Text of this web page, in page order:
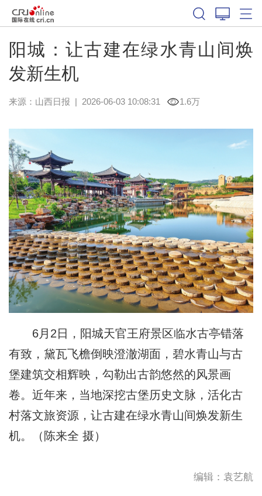
阳城：让古建在绿水青山间焕
发新生机
来源： 山西日报 | 2026-06-03 10:08:31 1.6万
6月2日，阳城天官王府景区临水古亭错落
有致，黛瓦飞檐倒映澄澈湖面，碧水青山与古
堡建筑交相辉映，勾勒出古韵悠然的风景画
卷。近年来，当地深挖古堡历史文脉，活化古
村落文旅资源，让古建在绿水青山间焕发新生
机。（陈来全 摄）
编辑：袁艺航